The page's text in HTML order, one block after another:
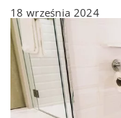
18 września 2024